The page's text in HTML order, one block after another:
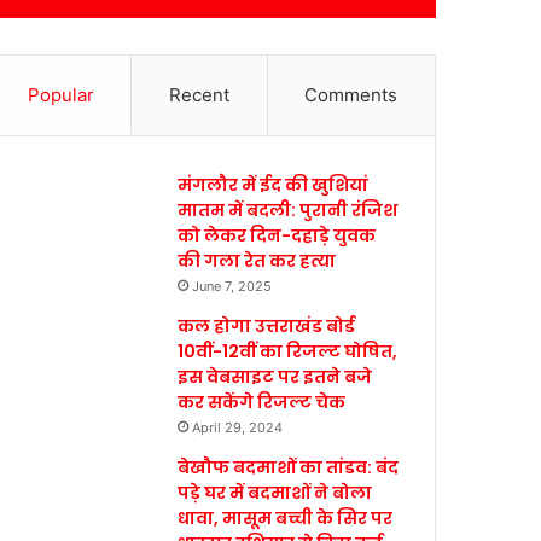
Popular Recent Comments
मंगलौर में ईद की खुशियां
मातम में बदली: पुरानी रंजिश
को लेकर दिन-दहाड़े युवक
की गला रेत कर हत्या
June 7, 2025
कल होगा उत्तराखंड बोर्ड
10वीं-12वीं का रिजल्ट घोषित,
इस वेबसाइट पर इतने बजे
कर सकेंगे रिजल्ट चेक
April 29, 2024
बेखौफ बदमाशों का तांडव: बंद
पड़े घर में बदमाशों ने बोला
धावा, मासूम बच्ची के सिर पर